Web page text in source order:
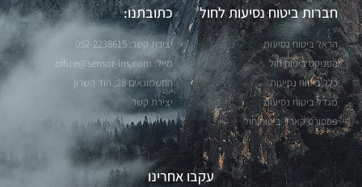
חברות ביטוח נסיעות לחול
הראל ביטוח נסיעות
הפניקס ביטוח חול
כלל ביטוח נסיעות
מגדל ביטוח נסיעות
פספורט קארד ביטוח חול
כתובתנו:
יצירת קשר: 052-2238615
מייל:office@sensor-ins.com
החשמונאים 28, הוד השרון
יצירת קשר
עקבו אחרינו